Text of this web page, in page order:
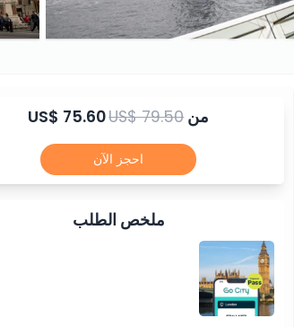
من US$ 75.60US$ 79.50
احجز الآن
ملخص الطلب